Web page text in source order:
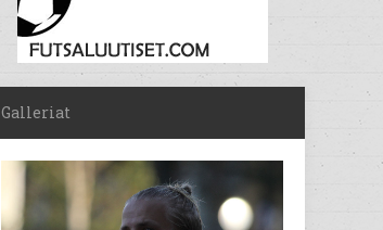
Galleriat